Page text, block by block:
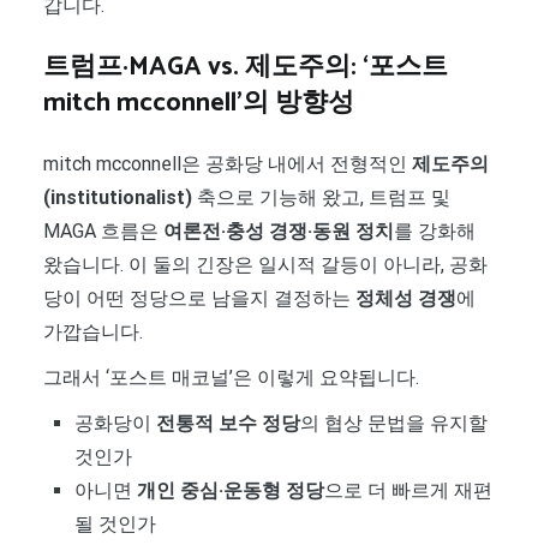
갑니다.
트럼프·MAGA vs. 제도주의: ‘포스트
mitch mcconnell’의 방향성
mitch mcconnell은 공화당 내에서 전형적인 제도주의
(institutionalist) 축으로 기능해 왔고, 트럼프 및
MAGA 흐름은 여론전·충성 경쟁·동원 정치 를 강화해
왔습니다. 이 둘의 긴장은 일시적 갈등이 아니라, 공화
당이 어떤 정당으로 남을지 결정하는 정체성 경쟁에
가깝습니다.
그래서 ‘포스트 매코널’은 이렇게 요약됩니다.
공화당이 전통적 보수 정당의 협상 문법을 유지할
것인가
아니면 개인 중심·운동형 정당으로 더 빠르게 재편
될 것인가